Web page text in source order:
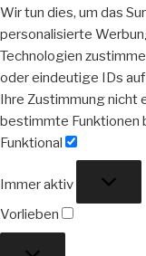
Wir tun dies, um das
personalisierte
Technologien
oder eindeutige IDs
Ihre Zustimmung nicht
bestimmte Funktionen
Funktional
Immer aktiv
Vorlieben